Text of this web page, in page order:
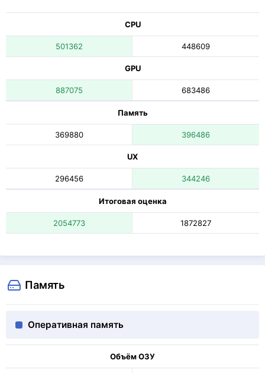
CPU
501362 448609
GPU
887075 683486
Память
369880 396486
UX
296456 344246
Итоговая оценка
2054773 1872827
Память
Оперативная память
Объём ОЗУ